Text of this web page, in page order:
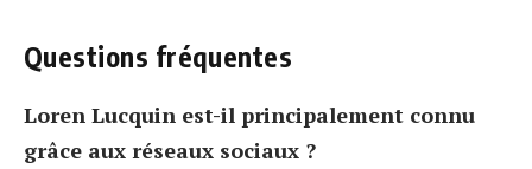
Questions fréquentes
Loren Lucquin est-il principalement connu
grâce aux réseaux sociaux ?